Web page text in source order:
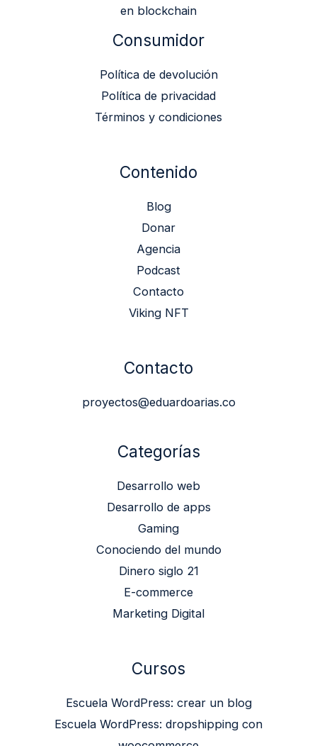
en blockchain
Consumidor
Política de devolución
Política de privacidad
Términos y condiciones
Contenido
Blog
Donar
Agencia
Podcast
Contacto
Viking NFT
Contacto
proyectos@eduardoarias.co
Categorías
Desarrollo web
Desarrollo de apps
Gaming
Conociendo del mundo
Dinero siglo 21
E-commerce
Marketing Digital
Cursos
Escuela WordPress: crear un blog
Escuela WordPress: dropshipping con